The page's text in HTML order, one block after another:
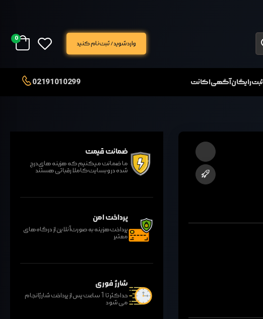
وارد شوید / ثبت نام کنید
0
ثبت رایگان آگهی اکانت 02191010299
ضمانت قیمت
ما ضمانت میکنیم که هزینه های درج
شده در وبسایت کاملا رقباتی هستند
پرداخت امن
پرداخت هزینه به صورت آنلاین از درگاه های
معتبر
شارژ فوری
حداکثر تا 1 ساعت پس از پرداخت شارژ انجام
می شود